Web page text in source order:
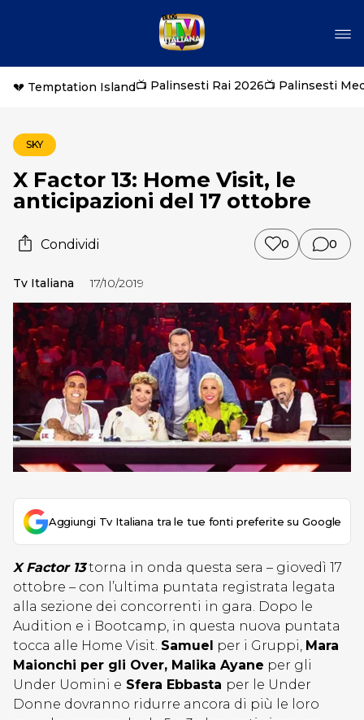
💔 Temptation Island📺 Palinsesti Rai 2026📺 Palinsesti
SKY
X Factor 13: Home Visit, le
anticipazioni del 17 ottobre
Condividi 0 0
Tv Italiana 17/10/2019
Aggiungi Tv Italiana tra le tue fonti preferite su Google
X Factor 13torna in onda questa sera – giovedì 17
ottobre – con l’ultima puntata registrata legata
alla sezione dei concorrenti in gara. Dopo le
Audition e i Bootcamp, in questa nuova puntata
tocca alle Home Visit. Samuel per i Gruppi, Mara
Maionchi per gli Over, Malika Ayane per gli
Under Uomini e Sfera Ebbasta per le Under
Donne dovranno ridurre ancora di più le loro